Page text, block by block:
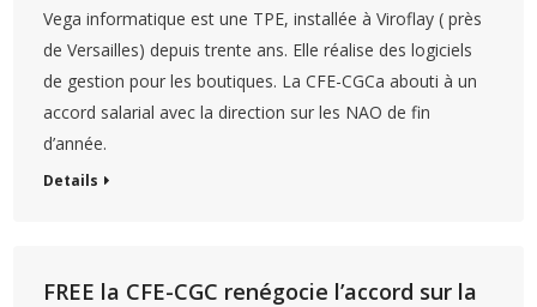
Vega informatique est une TPE, installée à Viroflay ( près
de Versailles) depuis trente ans. Elle réalise des logiciels
de gestion pour les boutiques. La CFE-CGCa abouti à un
accord salarial avec la direction sur les NAO de fin
d’année.
Details
FREE la CFE-CGC renégocie l’accord sur la